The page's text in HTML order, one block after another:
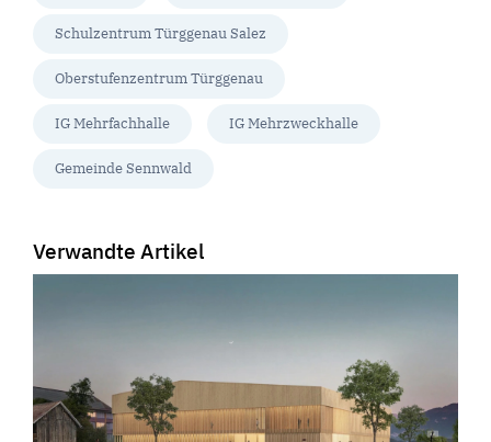
Schulzentrum Türggenau Salez
Oberstufenzentrum Türggenau
IG Mehrfachhalle IG Mehrzweckhalle
Gemeinde Sennwald
Verwandte Artikel